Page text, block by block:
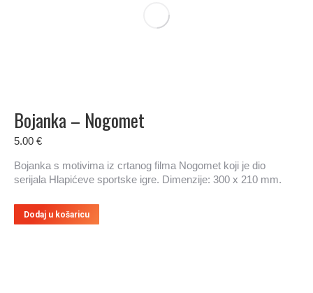
Bojanka – Nogomet
5.00 €
Bojanka s motivima iz crtanog filma Nogomet koji je dio
serijala Hlapićeve sportske igre. Dimenzije: 300 x 210 mm.
Dodaj u košaricu